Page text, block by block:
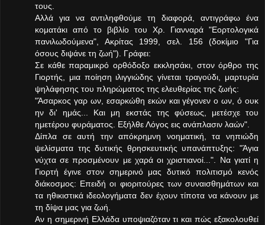
τους.
Αλλά για να αντιληφθούμε τη διαφορά, αντιγράφω ένα
κοματάκι από το βιβλίο του Χρ. Γιανναρά "Εορτολογικά
πανιλωδούμενα", Ακρίτας 1999, σελ. 156 (δοκίμιο "Για
όσους διψάνε τη ζωή"). Γράφει:
Σε κάθε παραμικρό ορθόδοξο εκκλησάκι, στον όρθρο της
Γιορτής, μια ποίηση ιλιγγιώδης γίνεται τραγούδι, μαρτυρία
ψηλάφησης του πληρώματος της ελευθερίας της ζωής:
"Άσαρκος γαρ ων, εσαρκώθη εκών και γέγονεν ο ων, ό ουκ
ην δι' ημάς... Και μη εκστάς της φύσεως, μετέσχε του
ημετέρου φυράματος. Εξήλθε Λόγος εις ανάπλασιν λαών".
Δίπλα σε αυτή την απόκρημνη νοηματική, τα νηπιώδη
ψελίσματα της δυτικής θρησκευτικής υπανάπτυξης: "Άγια
νύχτα σε προσμένουν με χαρά οι χριστιανοί...". Να γιατί η
Γιορτή έγινε στον σημερινό μας δυτικό πολιτισμό κενός
διάκοσμος: Επειδή οι φιοριτούρες των συναισθημάτων και
τα ηθικιστικά ιδεολογήματα δεν έχουν τίποτα να κάνουν με
τη δίψα μας για ζωή.
Αν η σημερινή Ελλάδα υποψιαζόταν τι και πώς εξακολουθεί